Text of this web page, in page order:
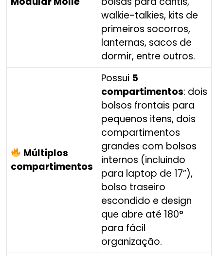
walkie-talkies, kits de
primeiros socorros,
lanternas, sacos de
dormir, entre outros.
Múltiplos
compartimentos
Possui 5
compartimentos: dois
bolsos frontais para
pequenos itens, dois
compartimentos
grandes com bolsos
internos (incluindo
para laptop de 17”),
bolso traseiro
escondido e design
que abre até 180°
para fácil
organização.